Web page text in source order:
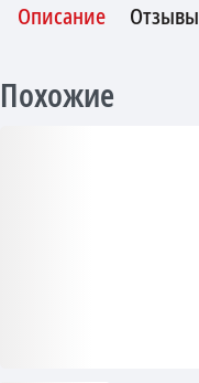
Описание Отзывы
Похожие